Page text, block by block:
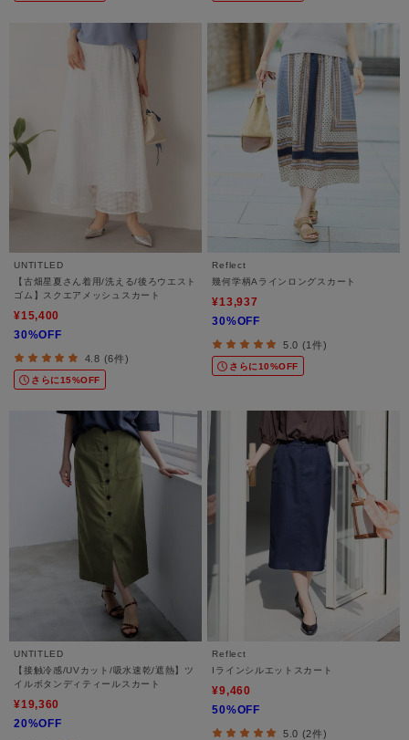
UNTITLED
【古畑星夏さん着用/洗える/後ろウエスト
ゴム】スクエアメッシュスカート
¥15,400
30%OFF
4.8 (6件)
さらに15%OFF
Reflect
幾何学柄Aラインロングスカート
¥13,937
30%OFF
5.0 (1件)
さらに10%OFF
UNTITLED
【接触冷感/UVカット/吸水速乾/遮熱】ツ
イルボタンディティールスカート
¥19,360
20%OFF
Reflect
Iラインシルエットスカート
¥9,460
50%OFF
5.0 (2件)